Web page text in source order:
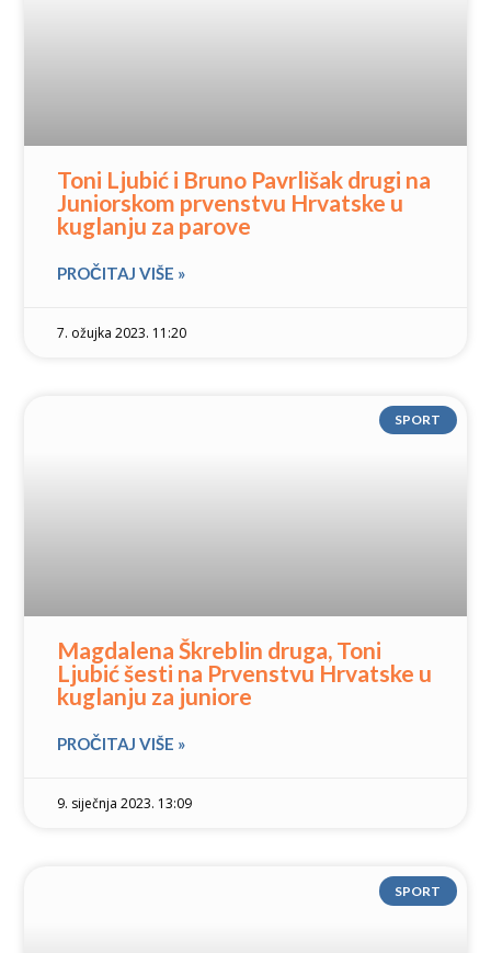
Toni Ljubić i Bruno Pavrlišak drugi na
Juniorskom prvenstvu Hrvatske u
kuglanju za parove
PROČITAJ VIŠE »
7. ožujka 2023. 11:20
SPORT
Magdalena Škreblin druga, Toni
Ljubić šesti na Prvenstvu Hrvatske u
kuglanju za juniore
PROČITAJ VIŠE »
9. siječnja 2023. 13:09
SPORT